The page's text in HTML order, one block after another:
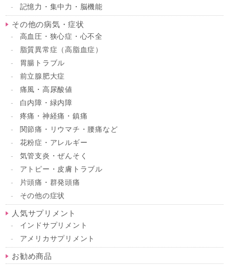
記憶力・集中力・脳機能
その他の病気・症状
高血圧・狭心症・心不全
脂質異常症（高脂血症）
胃腸トラブル
前立腺肥大症
痛風・高尿酸値
白内障・緑内障
疼痛・神経痛・鎮痛
関節痛・リウマチ・腰痛など
花粉症・アレルギー
気管支炎・ぜんそく
アトピー・皮膚トラブル
片頭痛・群発頭痛
その他の症状
人気サプリメント
インドサプリメント
アメリカサプリメント
お勧め商品